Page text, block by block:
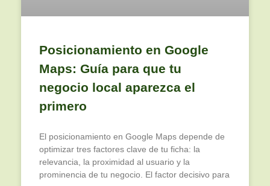
Posicionamiento en Google
Maps: Guía para que tu
negocio local aparezca el
primero
El posicionamiento en Google Maps depende de
optimizar tres factores clave de tu ficha: la
relevancia, la proximidad al usuario y la
prominencia de tu negocio. El factor decisivo para